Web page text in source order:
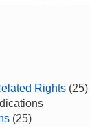
Rights (25)
(25)